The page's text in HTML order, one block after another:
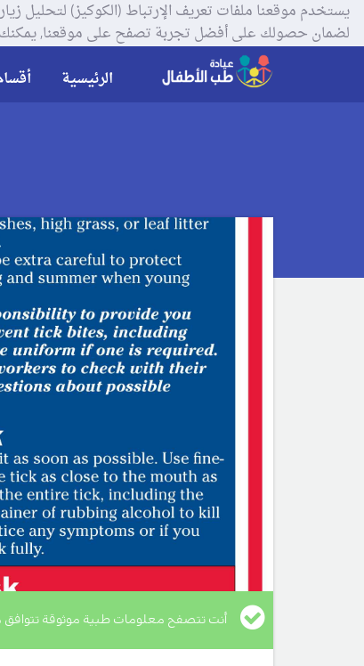
لضمان حصولك على أفضل تجربة تصفح على موقعنا,
الرئيسية
أنت تتصفح معلومات طبية موثوقة